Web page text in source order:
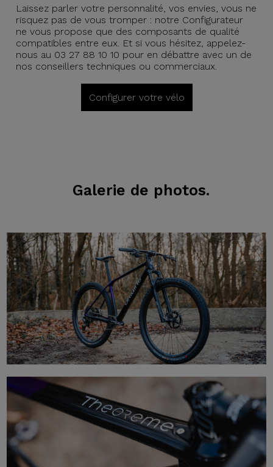
Laissez parler votre personnalité, vos envies, vous ne
risquez pas de vous tromper : notre Configurateur
ne vous propose que des composants de qualité
compatibles entre eux. Et si vous hésitez, appelez-
nous au 03 27 88 10 10 pour en débattre avec un de
nos conseillers techniques ou commerciaux.
Configurer votre vélo
Galerie de photos.